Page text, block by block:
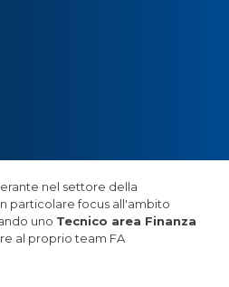
nel settore della
particolare focus all'ambito
uno Tecnico area Finanza
al proprio team FA